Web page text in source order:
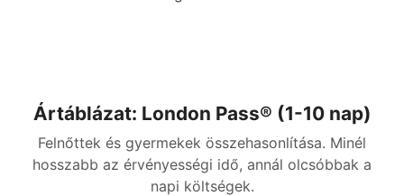
Ártáblázat: London Pass® (1-10 nap)
Felnőttek és gyermekek összehasonlítása. Minél
hosszabb az érvényességi idő, annál olcsóbbak a
napi költségek.